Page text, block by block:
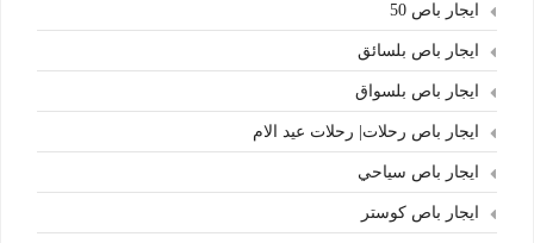
ايجار باص 50
ايجار باص بلسائق
ايجار باص بلسواق
ايجار باص رحلات| رحلات عيد الام
ايجار باص سياحي
ايجار باص كوستر